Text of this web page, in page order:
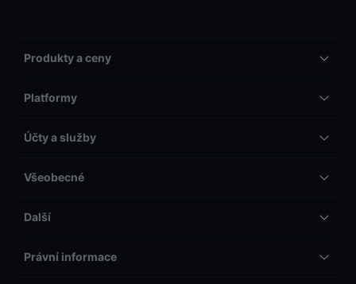
Produkty a ceny
Platformy
Účty a služby
Všeobecné
Další
Právní informace